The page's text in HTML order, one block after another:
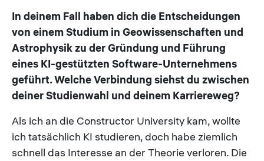
In deinem Fall haben dich die Entscheidungen
von einem Studium in Geowissenschaften und
Astrophysik zu der Gründung und Führung
eines KI-gestützten Software-Unternehmens
geführt. Welche Verbindung siehst du zwischen
deiner Studienwahl und deinem Karriereweg?
Als ich an die Constructor University kam, wollte
ich tatsächlich KI studieren, doch habe ziemlich
schnell das Interesse an der Theorie verloren. Die